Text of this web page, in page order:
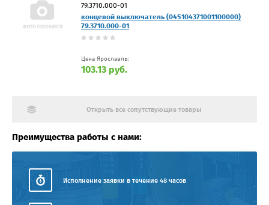
79.3710.000-01
концевой выключатель (045104371001100000)
79.3710.000-01
Цена Ярославль:
103.13 руб.
Открыть все сопутствующие товары
Преимущества работы с нами:
Исполнение заявки в течение 48 часов